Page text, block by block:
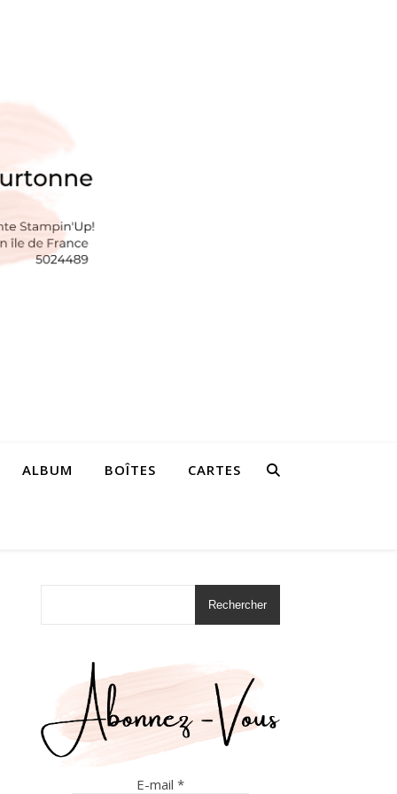
ALBUM BOÎTES CARTES
Rechercher
E-mail *